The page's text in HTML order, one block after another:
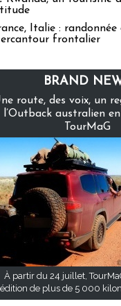
Italie : randonnée
frontalier
BRAND
route, des voix, un
l’Outback australien
TourMaG
À partir du 24 juillet,
de plus de 5 000